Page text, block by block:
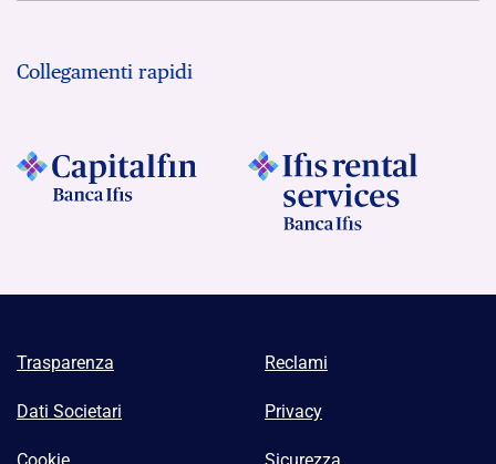
Collegamenti rapidi
Trasparenza Reclami
Dati Societari Privacy